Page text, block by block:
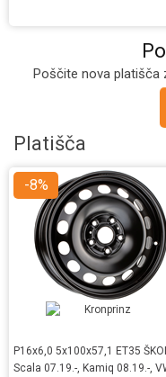
Poščite nova platišča
Platišča
P16x6,0 5x100x57,1 ET35
Scala 07.19.-, Kamiq 08.19.-,
-8%